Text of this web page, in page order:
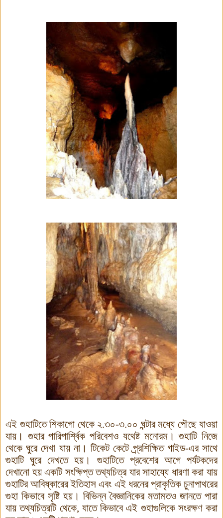
এই গুহাটিতে শিকাগো থেকে ২.৩০-৩.০০ ঘন্টার মধ্যে পৌছে যাওয়া
যায়। গুহার পারিপার্শ্বিক পরিবেশও যথেষ্ট মনোরম। গুহাটি নিজে
থেকে ঘুরে দেখা যায় না। টিকেট কেটে প্র্রশিক্ষিত গাইড-এর সাথে
গুহাটি ঘুরে দেখতে হয়। গুহাটিতে প্রবেশের আগে পর্যটকদের
দেখানো হয় একটি সংক্ষিপ্ত তথ্যচিত্র যার সাহায্যে ধারণা করা যায়
গুহাটির আবিষ্কারের ইতিহাস এবং এই ধরনের প্রাকৃতিক চুনাপাথরের
গুহা কিভাবে সৃষ্টি হয়। বিভিন্ন বৈজ্ঞানিকের মতামতও জানতে পারা
যায় তথ্যচিত্রটি থেকে, যাতে কিভাবে এই গুহাগুলিকে সংরক্ষণ করা